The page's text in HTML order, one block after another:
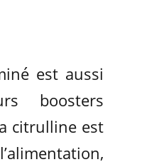
est aussi
boosters
citrulline est